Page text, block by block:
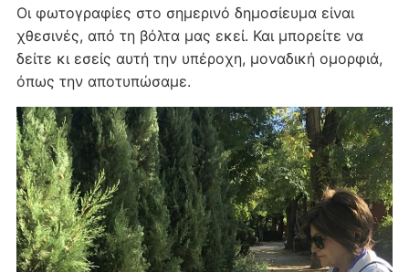
Οι φωτογραφίες στο σημερινό δημοσίευμα είναι
χθεσινές, από τη βόλτα μας εκεί. Και μπορείτε να
δείτε κι εσείς αυτή την υπέροχη, μοναδική ομορφιά,
όπως την αποτυπώσαμε.